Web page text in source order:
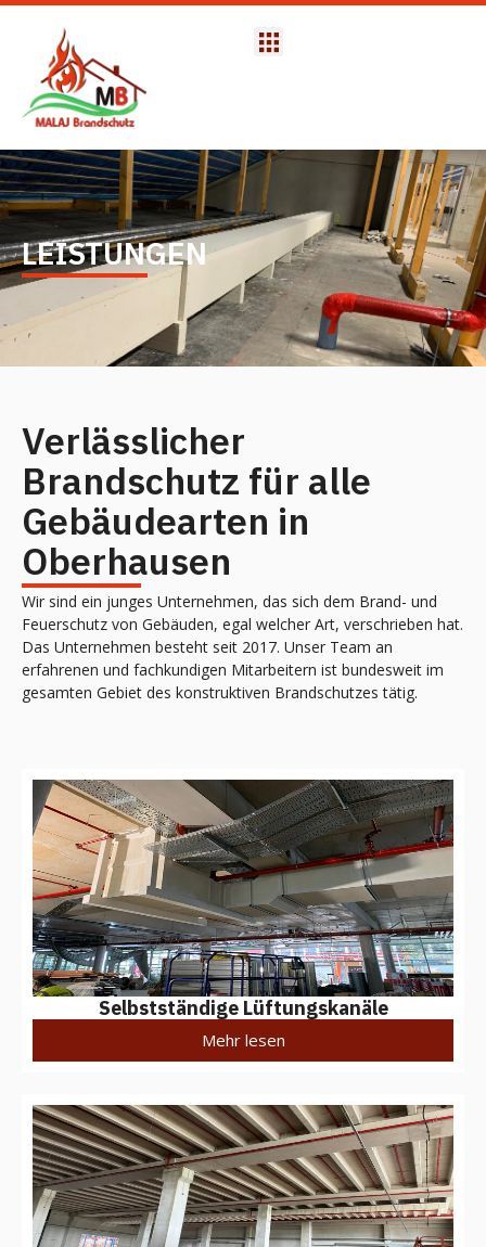
LEISTUNGEN
Verlässlicher
Brandschutz für alle
Gebäudearten in
Oberhausen
Wir sind ein junges Unternehmen, das sich dem Brand- und
Feuerschutz von Gebäuden, egal welcher Art, verschrieben hat.
Das Unternehmen besteht seit 2017. Unser Team an
erfahrenen und fachkundigen Mitarbeitern ist bundesweit im
gesamten Gebiet des konstruktiven Brandschutzes tätig.
Selbstständige Lüftungskanäle
Mehr lesen